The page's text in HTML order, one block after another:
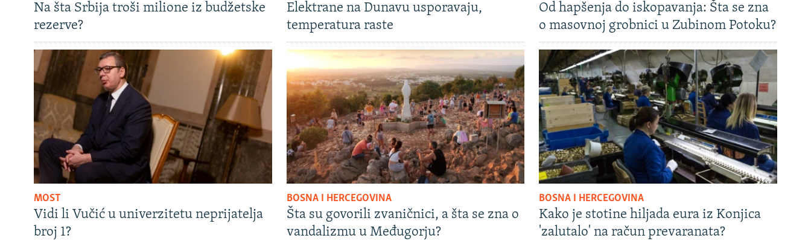
Na šta Srbija troši milione iz budžetske
rezerve?
Elektrane na Dunavu usporavaju,
temperatura raste
Od hapšenja do iskopavanja: Šta se zna
o masovnoj grobnici u Zubinom Potoku?
MOST
Vidi li Vučić u univerzitetu neprijatelja
broj 1?
BOSNA I HERCEGOVINA
Šta su govorili zvaničnici, a šta se zna o
vandalizmu u Međugorju?
BOSNA I HERCEGOVINA
Kako je stotine hiljada eura iz Konjica
'zalutalo' na račun prevaranata?